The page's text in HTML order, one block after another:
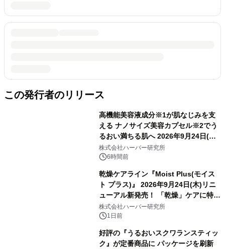
この発行者のリリース
高機能美容液成分※1が肌なじみを支
える ナノサイズ美容カプセル※2でう
るおい満ちる肌へ 2026年9月24日(木)
よりリニューアル新発売 『ディープモ
イストセラム』
株式会社ハーバー研究所
6時間前
乾燥ケアライン『Moist Plus(モイス
ト プラス)』 2026年9月24日(木)リニ
ューアル新発売！ 「乾燥」ケアに特化
し、ライン使いで潤いに満ちた肌へ
株式会社ハーバー研究所
1日前
好評の『うるおいスクワランスティッ
ク』が定番商品に パッケージを刷新